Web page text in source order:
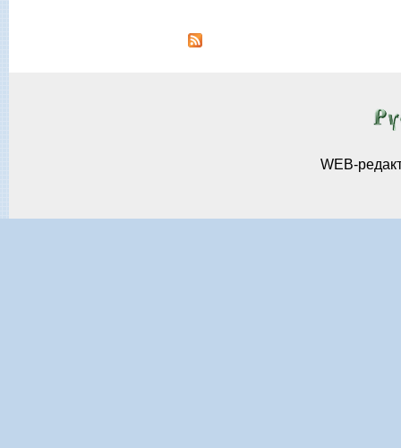
WEB-